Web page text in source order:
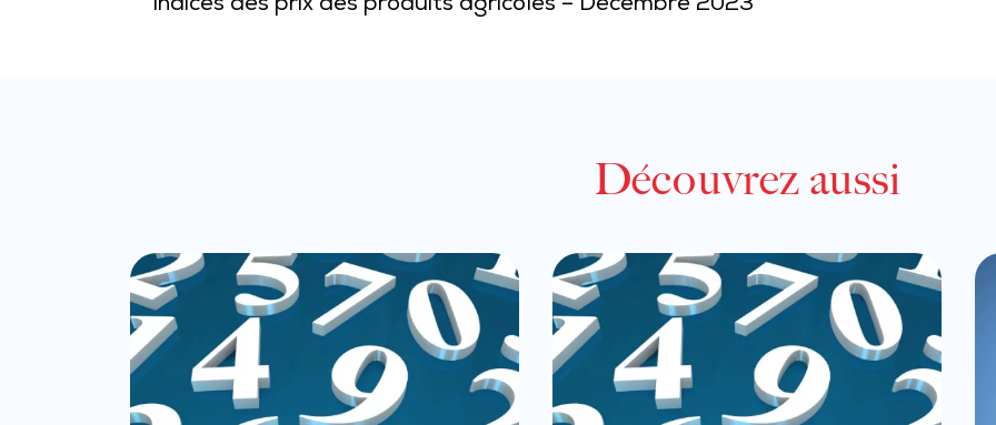
Indices des prix des produits agricoles – Décembre 2023
Découvrez aussi